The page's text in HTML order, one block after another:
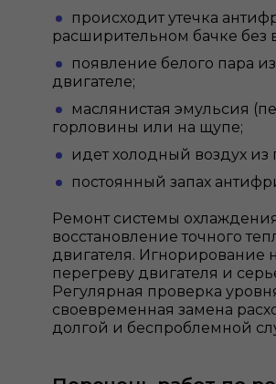
происходит утечка
расширительном бачке
появление белого пара
двигателе;
маслянистая эмульсия
горловины или на щупе;
идет холодный воздух
постоянный запах
Ремонт системы охлаждения
восстановление точного
двигателя. Игнорирование
перегреву двигателя и
Регулярная проверка
своевременная замена
долгой и беспроблемной